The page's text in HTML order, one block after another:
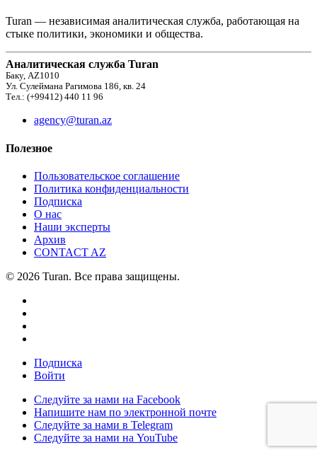
Turan — независимая аналитическая служба, работающая на
стыке политики, экономики и общества.
Аналитическая служба Turan
Баку, AZ1010
Ул. Сулеймана Рагимова 186, кв. 24
Тел.: (+99412) 440 11 96
agency@turan.az
Полезное
Пользовательское соглашение
Политика конфиденциальности
Подписка
О нас
Наши эксперты
Архив
CONTACT AZ
© 2026 Turan. Все права защищены.
Подписка
Войти
Следуйте за нами на Facebook
Напишите нам по электронной почте
Следуйте за нами в Telegram
Следуйте за нами на YouTube